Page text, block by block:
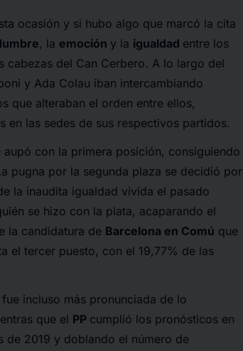
ocasión y si hubo algo que marcó la cita
, la emoción y la igualdad entre los
cabezas del Can Cerbero. A lo largo del
y Ada Colau iban intercambiando
que alteraban el orden entre ellos,
en las sedes de sus respectivos partidos.
aupó con la primera posición, consiguiendo
pugna por la segunda plaza se decidió por
la inaudita igualdad vivida el pasado
se hizo con la plata, acaparando el
la candidatura de Barcelona en Comú que
el tercer puesto, con el 19,77% de las
fue incluso más pronunciada de lo
que el PP cumplió los pronósticos en
de 2019 y doblando el número de